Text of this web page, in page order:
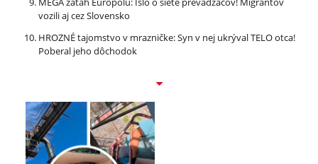
vozili aj cez Slovensko
HROZNÉ tajomstvo v mrazničke: Syn v nej ukrýval TELO otca!
Poberal jeho dôchodok